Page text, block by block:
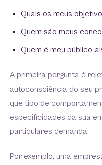
Quais os meus
Quem são meus
Quem é meu público-
A primeira pergunta é
autoconsciência do seu
que tipo de
especificidades da sua
particulares demanda.
Por exemplo, uma